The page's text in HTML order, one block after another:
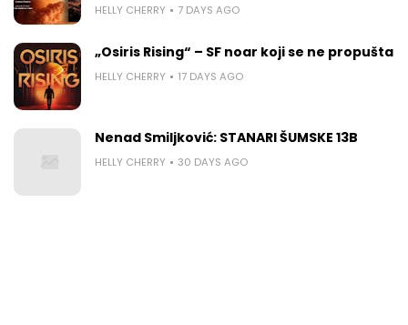
HELLY CHERRY 7 DAYS AGO
„Osiris Rising“ – SF noar koji se ne propušta
HELLY CHERRY 17 DAYS AGO
Nenad Smiljković: STANARI ŠUMSKE 13B
HELLY CHERRY 30 DAYS AGO